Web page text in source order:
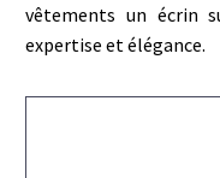
vêtements un écrin
expertise et élégance.